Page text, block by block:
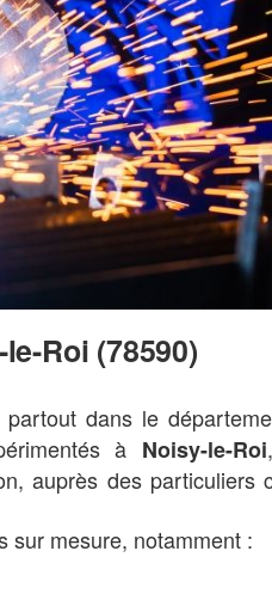
Roi (78590)
dans le
à Noisy-le-Roi
auprès des particuliers
sur mesure, notamment :